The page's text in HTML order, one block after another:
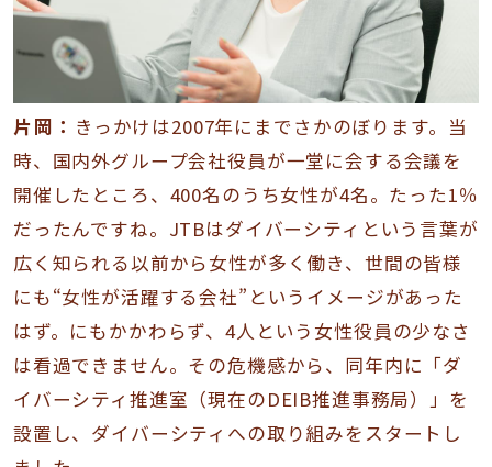
片岡： きっかけは2007年にまでさかのぼります。当
時、国内外グループ会社役員が一堂に会する会議を
開催したところ、400名のうち女性が4名。たった1％
だったんですね。JTBはダイバーシティという言葉が
広く知られる以前から女性が多く働き、世間の皆様
にも“女性が活躍する会社”というイメージがあった
はず。にもかかわらず、4人という女性役員の少なさ
は看過できません。その危機感から、同年内に「ダ
イバーシティ推進室（現在のDEIB推進事務局）」を
設置し、ダイバーシティへの取り組みをスタートし